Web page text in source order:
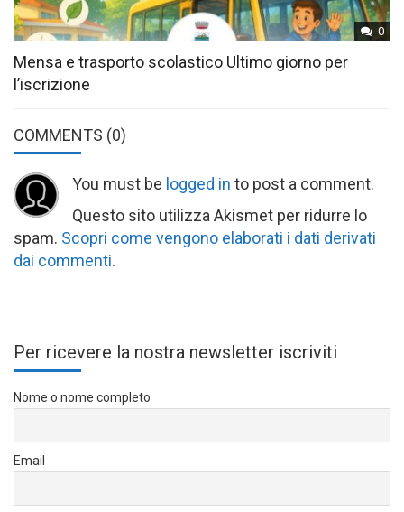
0
Mensa e trasporto scolastico Ultimo giorno per
l’iscrizione
COMMENTS (0)
You must be logged in to post a comment.
Questo sito utilizza Akismet per ridurre lo
spam. Scopri come vengono elaborati i dati derivati
dai commenti.
Per ricevere la nostra newsletter iscriviti
Nome o nome completo
Email